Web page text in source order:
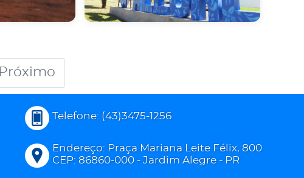
Próximo
Telefone: (43)3475-1256
Endereço: Praça Mariana Leite Félix, 800
CEP: 86860-000 - Jardim Alegre - PR